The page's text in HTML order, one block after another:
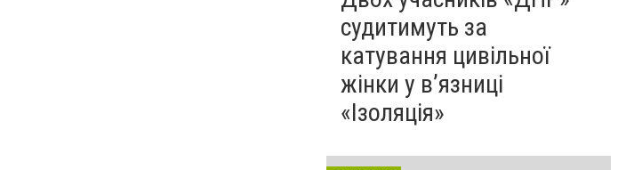
судитимуть за
катування цивільної
жінки у в’язниці
«Ізоляція»